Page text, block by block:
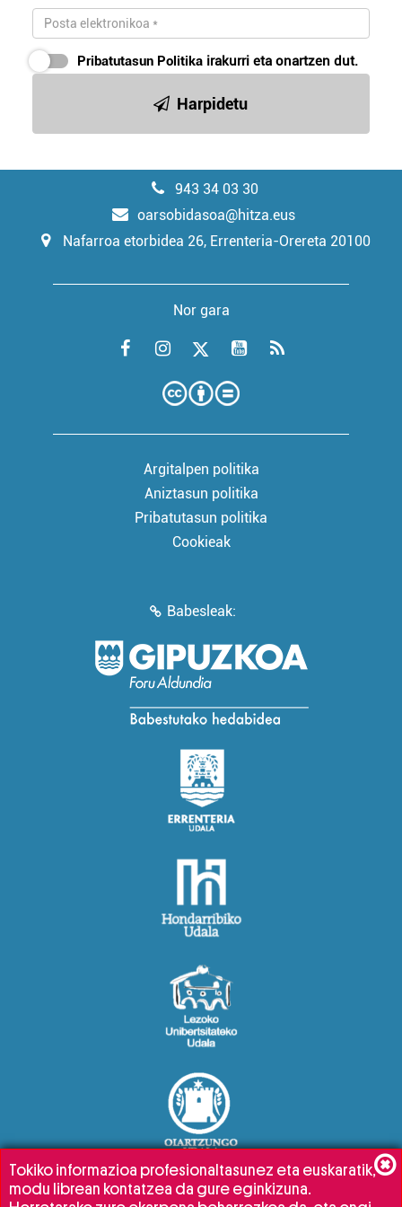
Pribatutasun Politika irakurri eta onartzen dut.
Harpidetu
943 34 03 30
oarsobidasoa@hitza.eus
Nafarroa etorbidea 26, Errenteria-Orereta 20100
Nor gara
Argitalpen politika
Aniztasun politika
Pribatutasun politika
Cookieak
Babesleak:
Tokiko informazioa profesionaltasunez eta euskaratik,
modu librean kontatzea da gure eginkizuna.